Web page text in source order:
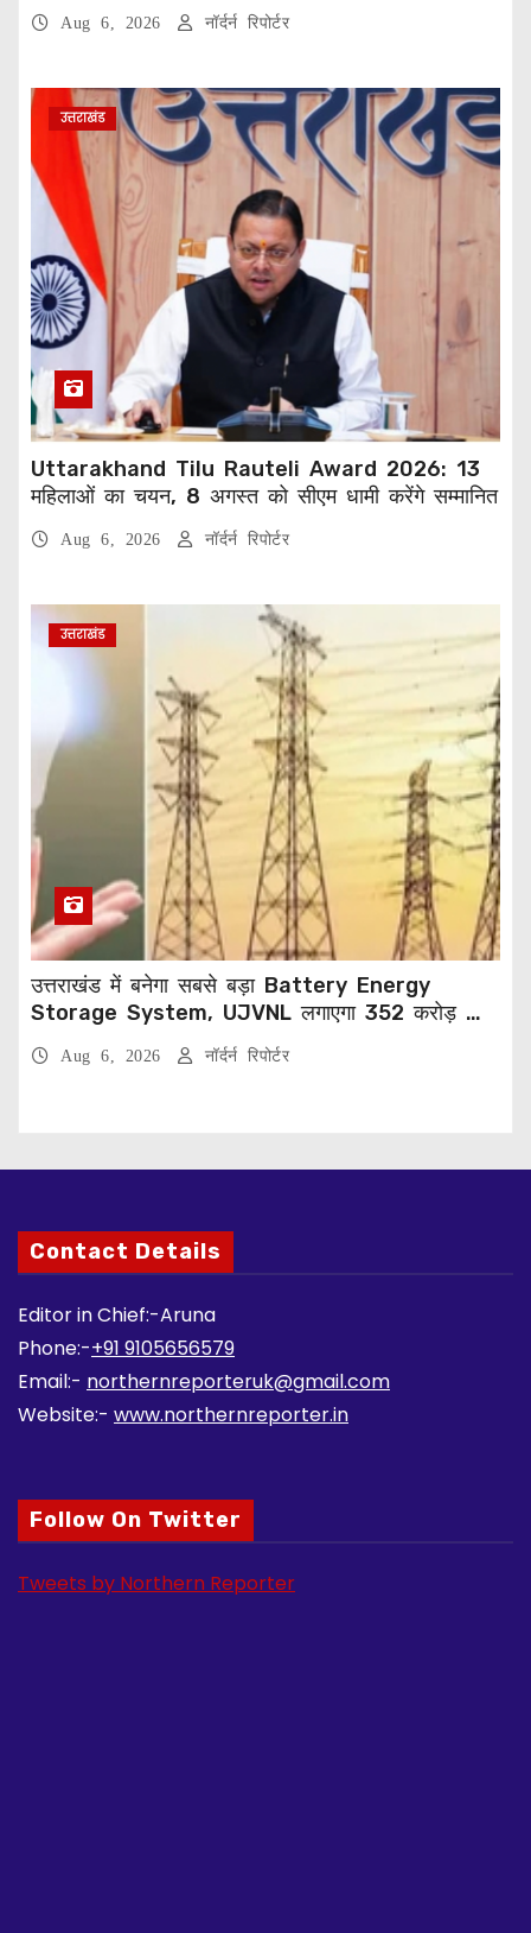
Aug 6, 2026 नॉर्दर्न रिपोर्टर
उत्तराखंड
Uttarakhand Tilu Rauteli Award 2026: 13
महिलाओं का चयन, 8 अगस्त को सीएम धामी करेंगे सम्मानित
Aug 6, 2026 नॉर्दर्न रिपोर्टर
उत्तराखंड
उत्तराखंड में बनेगा सबसे बड़ा Battery Energy
Storage System, UJVNL लगाएगा 352 करोड़ का
प्रोजेक्ट
Aug 6, 2026 नॉर्दर्न रिपोर्टर
Contact Details
Editor in Chief:-Aruna
Phone:-+91 9105656579
Email:- northernreporteruk@gmail.com
Website:- www.northernreporter.in
Follow On Twitter
Tweets by Northern Reporter